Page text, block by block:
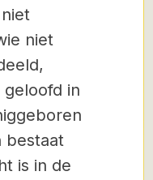
niet
in
bestaat
is in de